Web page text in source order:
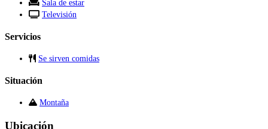
Sala de estar
Televisión
Servicios
Se sirven comidas
Situación
Montaña
Ubicación